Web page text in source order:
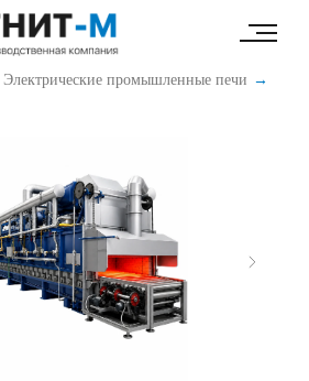
Электрические промышленные печи →